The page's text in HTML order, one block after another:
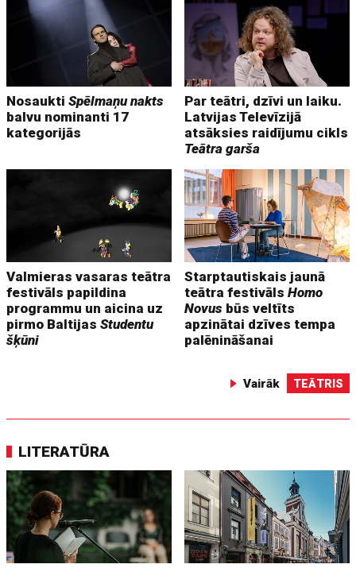
NosauktiSpēlmaņu nakts
balvu nominanti 17
kategorijās
Par teātri, dzīvi un laiku.
Latvijas Televīzijā
atsāksies raidījumu cikls
Teātra garša
Valmieras vasaras teātra
festivāls papildina
programmu un aicina uz
pirmo BaltijasStudentu
šķūni
Starptautiskais jaunā
teātra festivālsHomo
Novus būs veltīts
apzinātai dzīves tempa
palēnināšanai
Vairāk TEĀTRIS
LITERATŪRA